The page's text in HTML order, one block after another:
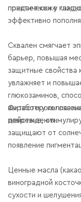
практически у
эффективно
придает коже
Сквален смягчает
барьер, повышая
защитные свойства
увлажняет и
глюкозаминов,
выработку
повреждения.
Фитостеролы
действие,
защищают от
появление
Ценные масла
виноградной
сухости и